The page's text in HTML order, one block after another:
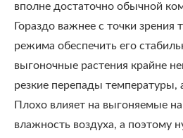
вполне достаточно обычной
Гораздо важнее с точки зрения
режима обеспечить его
выгоночные растения крайне
резкие перепады температуры,
Плохо влияет на выгоняемые
влажность воздуха, а поэтому